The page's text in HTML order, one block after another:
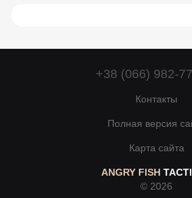
+38 (066) 982-
Контакты
Полная версия
Карта сайта
ANGRY FISH
© 2026